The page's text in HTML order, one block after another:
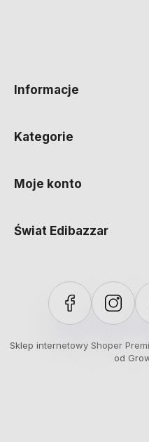
Informacje
Kategorie
Moje konto
Świat Edibazzar
Sklep internetowy Shoper
od